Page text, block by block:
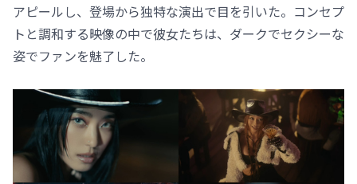
アピールし、登場から独特な演出で目を引いた。コンセプ
トと調和する映像の中で彼女たちは、ダークでセクシーな
姿でファンを魅了した。